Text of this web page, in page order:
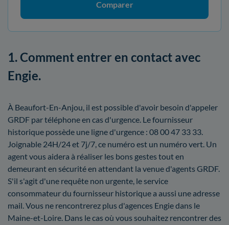
Comparer
1. Comment entrer en contact avec
Engie.
À Beaufort-En-Anjou, il est possible d'avoir besoin d'appeler
GRDF par téléphone en cas d'urgence. Le fournisseur
historique possède une ligne d'urgence : 08 00 47 33 33.
Joignable 24H/24 et 7j/7, ce numéro est un numéro vert. Un
agent vous aidera à réaliser les bons gestes tout en
demeurant en sécurité en attendant la venue d'agents GRDF.
S'il s'agit d'une requête non urgente, le service
consommateur du fournisseur historique a aussi une adresse
mail. Vous ne rencontrerez plus d'agences Engie dans le
Maine-et-Loire. Dans le cas où vous souhaitez rencontrer des